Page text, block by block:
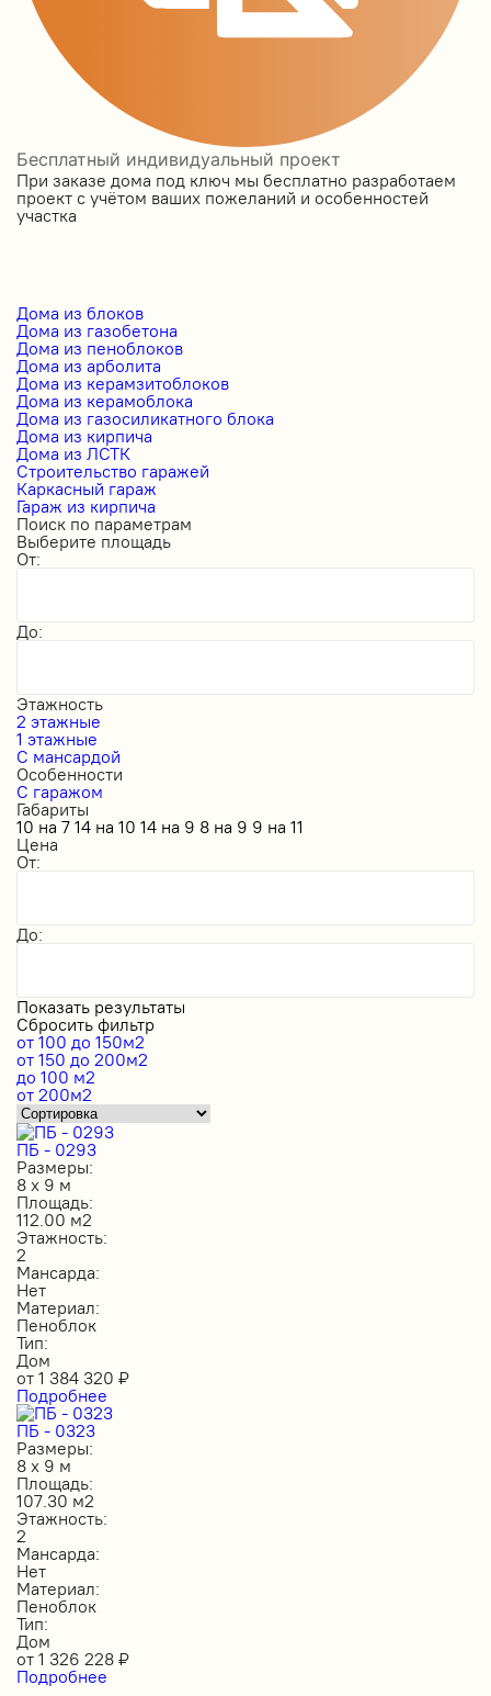
Бесплатный индивидуальный проект
При заказе дома под ключ мы бесплатно разработаем
проект с учётом ваших пожеланий и особенностей
участка
Дома из блоков
Дома из газобетона
Дома из пеноблоков
Дома из арболита
Дома из керамзитоблоков
Дома из керамоблока
Дома из газосиликатного блока
Дома из кирпича
Дома из ЛСТК
Строительство гаражей
Каркасный гараж
Гараж из кирпича
Поиск по параметрам
Выберите площадь
От:
До:
Этажность
2 этажные
1 этажные
С мансардой
Особенности
С гаражом
Габариты
10 на 7 14 на 10 14 на 9 8 на 9 9 на 11
Цена
От:
До:
Показать результаты
Сбросить фильтр
от 100 до 150м2
от 150 до 200м2
до 100 м2
от 200м2
ПБ - 0293
Размеры:
8 х 9 м
Площадь:
112.00 м2
Этажность:
2
Мансарда:
Нет
Материал:
Пеноблок
Тип:
Дом
от 1 384 320 ₽
Подробнее
ПБ - 0323
Размеры:
8 х 9 м
Площадь:
107.30 м2
Этажность:
2
Мансарда:
Нет
Материал:
Пеноблок
Тип:
Дом
от 1 326 228 ₽
Подробнее